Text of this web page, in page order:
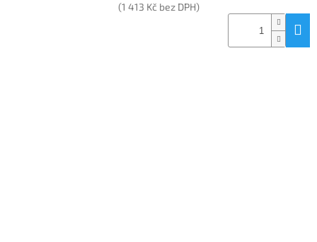
(1 413 Kč bez DPH)